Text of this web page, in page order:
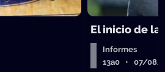
El inicio de la
Informes
13a0 • 07/08/